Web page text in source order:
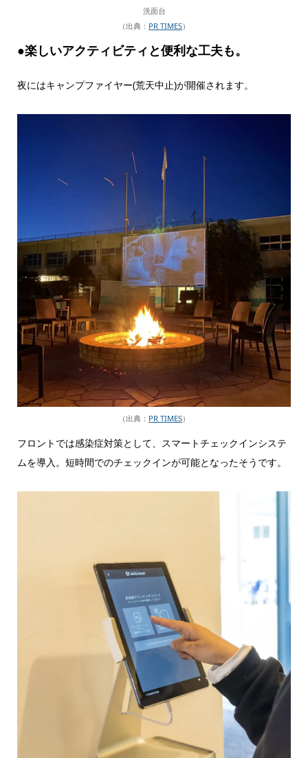
洗面台
（出典： PR TIMES）
●楽しいアクティビティと便利な工夫も。
夜にはキャンプファイヤー(荒天中止)が開催されます。
（出典： PR TIMES）
フロントでは感染症対策として、スマートチェックインシステ
ムを導入。短時間でのチェックインが可能となったそうです。